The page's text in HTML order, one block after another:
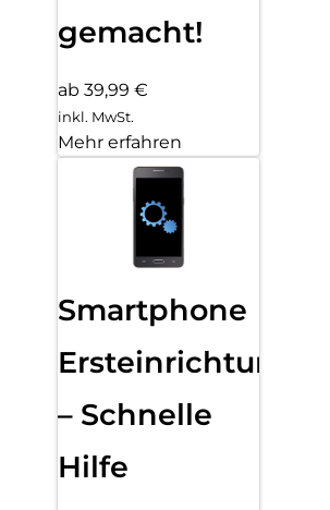
gemacht!
ab 39,99 €
inkl. MwSt.
Mehr erfahren
Smartphone
Ersteinrichtung
– Schnelle
Hilfe